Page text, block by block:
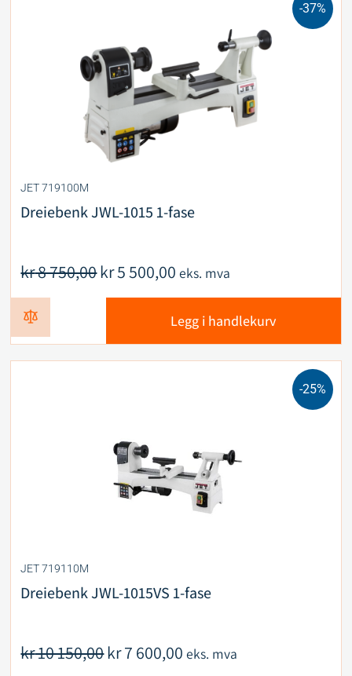
-37%
JET 719100M
Dreiebenk JWL-1015 1-fase
kr8 750,00kr5 500,00 eks. mva
Legg i handlekurv
-25%
JET 719110M
Dreiebenk JWL-1015VS 1-fase
kr10 150,00kr7 600,00 eks. mva